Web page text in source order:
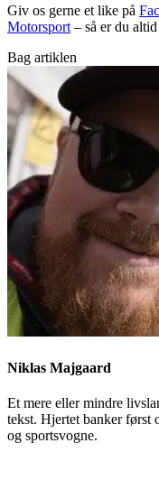
Giv os gerne et like på
Motorsport– så er du altid
Bag artiklen
Niklas Majgaard
Et mere eller mindre
tekst. Hjertet banker først
og sportsvogne.